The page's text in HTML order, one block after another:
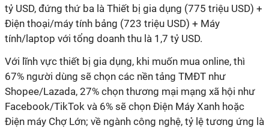
tỷ USD, đứng thứ ba là Thiết bị gia dụng (775 triệu USD) +
Điện thoại/máy tính bảng (723 triệu USD) + Máy
tính/laptop với tổng doanh thu là 1,7 tỷ USD.
Với lĩnh vực thiết bị gia dụng, khi muốn mua online, thì
67% người dùng sẽ chọn các nền tảng TMĐT như
Shopee/Lazada, 27% chọn thương mại mạng xã hội như
Facebook/TikTok và 6% sẽ chọn Điện Máy Xanh hoặc
Điện máy Chợ Lớn; về ngành công nghệ, tỷ lệ tương ứng là